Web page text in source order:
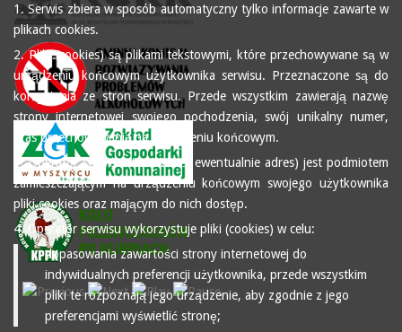
1. Serwis zbiera w sposób automatyczny tylko informacje zawarte w
plikach cookies.
2. Pliki (cookies) są plikami tekstowymi, które przechowywane są w
urządzeniu końcowym użytkownika serwisu. Przeznaczone są do
korzystania ze stron serwisu. Przede wszystkim zawierają nazwę
strony internetowej swojego pochodzenia, swój unikalny numer,
czas przechowywania na urządzeniu końcowym.
3. Operator serwisu (tu nazwa i ewentualnie adres) jest podmiotem
zamieszczającym na urządzeniu końcowym swojego użytkownika
pliki cookies oraz mającym do nich dostęp.
4. Operator serwisu wykorzystuje pliki (cookies) w celu:
dopasowania zawartości strony internetowej do
indywidualnych preferencji użytkownika, przede wszystkim
pliki te rozpoznają jego urządzenie, aby zgodnie z jego
preferencjami wyświetlić stronę;